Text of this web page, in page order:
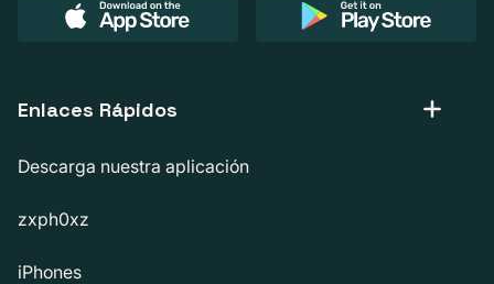
Enlaces Rápidos
Descarga nuestra aplicación
zxph0xz
iPhones